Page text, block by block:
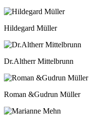
Hildegard Müller
Dr.Altherr Mittelbrunn
Roman &Gudrun Müller